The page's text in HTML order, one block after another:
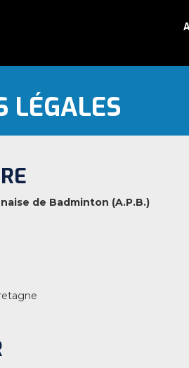
LÉGALES
de Badminton (A.P.B.)